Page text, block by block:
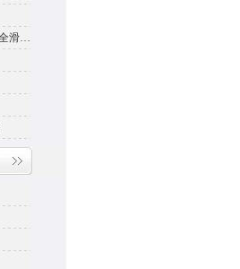
JDC-H-250A单极组合式安全滑触线